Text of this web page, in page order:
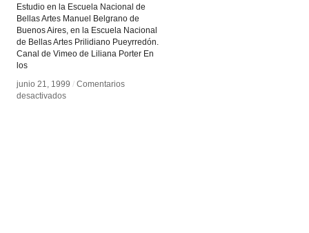
Estudio en la Escuela Nacional de
Bellas Artes Manuel Belgrano de
Buenos Aires, en la Escuela Nacional
de Bellas Artes Prilidiano Pueyrredón.
Canal de Vimeo de Liliana Porter En
los
junio 21, 1999 / Comentarios
desactivadosen
junio 21, 1999 / Comentarios
desactivadosen